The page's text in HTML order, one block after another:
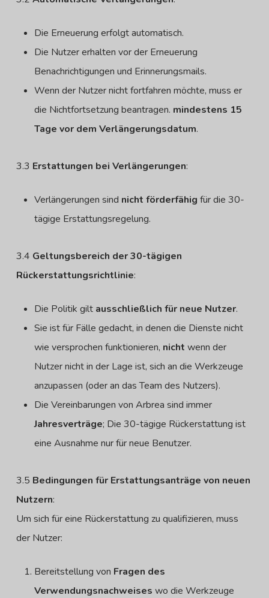
Die Erneuerung erfolgt automatisch.
Die Nutzer erhalten vor der Erneuerung
Benachrichtigungen und Erinnerungsmails.
Wenn der Nutzer nicht fortfahren möchte, muss er
die Nichtfortsetzung beantragen. mindestens 15
Tage vor dem Verlängerungsdatum.
3.3 Erstattungen bei Verlängerungen:
Verlängerungen sind nicht förderfähig für die 30-
tägige Erstattungsregelung.
3.4 Geltungsbereich der 30-tägigen
Rückerstattungsrichtlinie:
Die Politik gilt ausschließlich für neue Nutzer.
Sie ist für Fälle gedacht, in denen die Dienste nicht
wie versprochen funktionieren, nicht wenn der
Nutzer nicht in der Lage ist, sich an die Werkzeuge
anzupassen (oder an das Team des Nutzers).
Die Vereinbarungen von Arbrea sind immer
Jahresverträge; Die 30-tägige Rückerstattung ist
eine Ausnahme nur für neue Benutzer.
3.5 Bedingungen für Erstattungsanträge von neuen
Nutzern:
Um sich für eine Rückerstattung zu qualifizieren, muss
der Nutzer:
Bereitstellung von Fragen des
Verwendungsnachweises wo die Werkzeuge